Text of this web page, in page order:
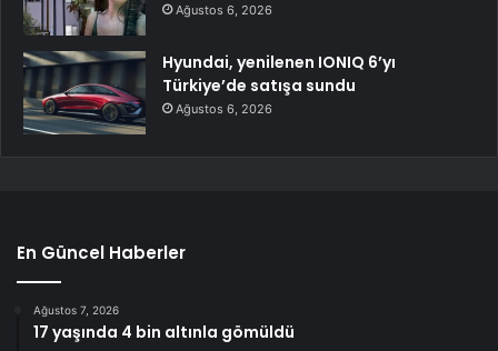
Ağustos 6, 2026
Hyundai, yenilenen IONIQ 6’yı
Türkiye’de satışa sundu
Ağustos 6, 2026
En Güncel Haberler
Ağustos 7, 2026
17 yaşında 4 bin altınla gömüldü